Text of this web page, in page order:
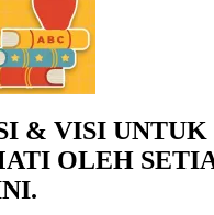
& VISI
OLEH